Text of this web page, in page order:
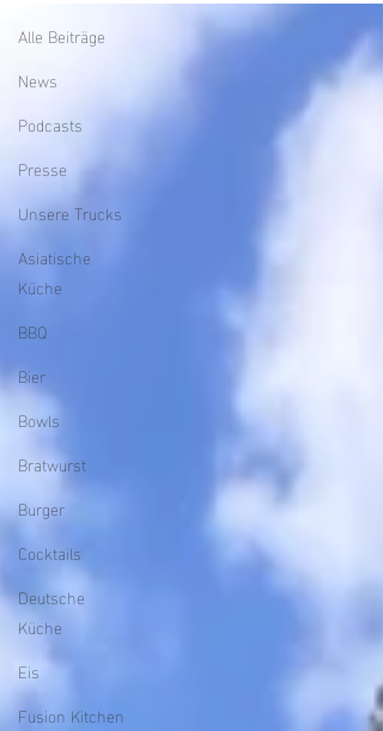
Alle Beiträge
News
Podcasts
Presse
Unsere Trucks
Asiatische
Küche
BBQ
Bier
Bowls
Bratwurst
Burger
Cocktails
Deutsche
Küche
Eis
Fusion Kitchen